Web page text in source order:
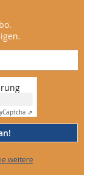
Captcha ⇗
weitere